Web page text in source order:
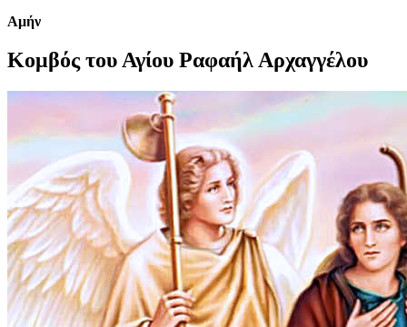
Aμήν
Κομβός του Αγίου Ραφαήλ Αρχαγγέλου